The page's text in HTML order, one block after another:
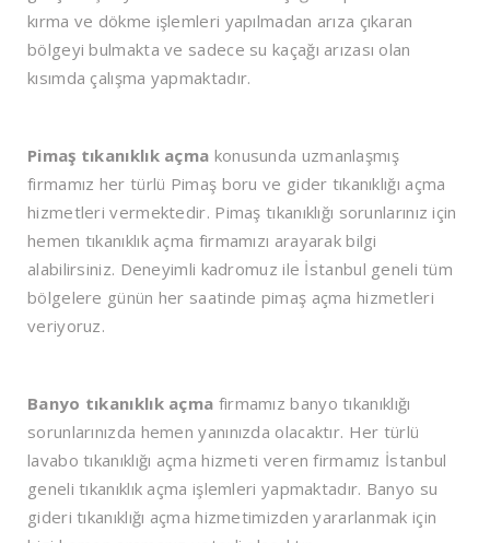
kırma ve dökme işlemleri yapılmadan arıza çıkaran
bölgeyi bulmakta ve sadece su kaçağı arızası olan
kısımda çalışma yapmaktadır.
Pimaş tıkanıklık açma konusunda uzmanlaşmış
firmamız her türlü Pimaş boru ve gider tıkanıklığı açma
hizmetleri vermektedir. Pimaş tıkanıklığı sorunlarınız için
hemen tıkanıklık açma firmamızı arayarak bilgi
alabilirsiniz. Deneyimli kadromuz ile İstanbul geneli tüm
bölgelere günün her saatinde pimaş açma hizmetleri
veriyoruz.
Banyo tıkanıklık açma firmamız banyo tıkanıklığı
sorunlarınızda hemen yanınızda olacaktır. Her türlü
lavabo tıkanıklığı açma hizmeti veren firmamız İstanbul
geneli tıkanıklık açma işlemleri yapmaktadır. Banyo su
gideri tıkanıklığı açma hizmetimizden yararlanmak için